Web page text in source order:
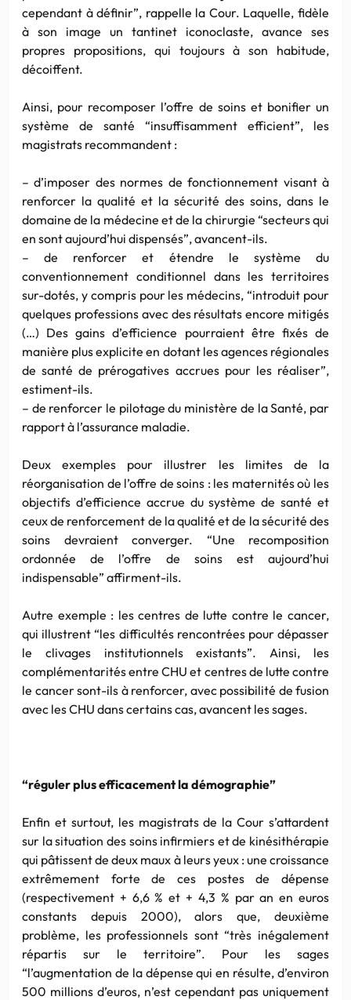
cependant à définir”, rappelle la Cour. Laquelle, fidèle
à son image un tantinet iconoclaste, avance ses
propres propositions, qui toujours à son habitude,
décoiffent.
Ainsi, pour recomposer l’offre de soins et bonifier un
système de santé “insuffisamment efficient”, les
magistrats recommandent :
– d’imposer des normes de fonctionnement visant à
renforcer la qualité et la sécurité des soins, dans le
domaine de la médecine et de la chirurgie “secteurs qui
en sont aujourd’hui dispensés”, avancent-ils.
– de renforcer et étendre le système du
conventionnement conditionnel dans les territoires
sur-dotés, y compris pour les médecins, “introduit pour
quelques professions avec des résultats encore mitigés
(…) Des gains d’efficience pourraient être fixés de
manière plus explicite en dotant les agences régionales
de santé de prérogatives accrues pour les réaliser”,
estiment-ils.
– de renforcer le pilotage du ministère de la Santé, par
rapport à l’assurance maladie.
Deux exemples pour illustrer les limites de la
réorganisation de l’offre de soins : les maternités où les
objectifs d’efficience accrue du système de santé et
ceux de renforcement de la qualité et de la sécurité des
soins devraient converger. “Une recomposition
ordonnée de l’offre de soins est aujourd’hui
indispensable” affirment-ils.
Autre exemple : les centres de lutte contre le cancer,
qui illustrent “les difficultés rencontrées pour dépasser
le clivages institutionnels existants”. Ainsi, les
complémentarités entre CHU et centres de lutte contre
le cancer sont-ils à renforcer, avec possibilité de fusion
avec les CHU dans certains cas, avancent les sages.
“réguler plus efficacement la démographie”
Enfin et surtout, les magistrats de la Cour s’attardent
sur la situation des soins infirmiers et de kinésithérapie
qui pâtissent de deux maux à leurs yeux : une croissance
extrêmement forte de ces postes de dépense
(respectivement + 6,6 % et + 4,3 % par an en euros
constants depuis 2000), alors que, deuxième
problème, les professionnels sont “très inégalement
répartis sur le territoire”. Pour les sages
“l’augmentation de la dépense qui en résulte, d’environ
500 millions d’euros, n’est cependant pas uniquement